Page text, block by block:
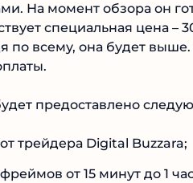
На момент обзора он
специальная цена –
по всему, она будет
предоставлено
трейдера Digital Buzzara;
от 15 минут до 1